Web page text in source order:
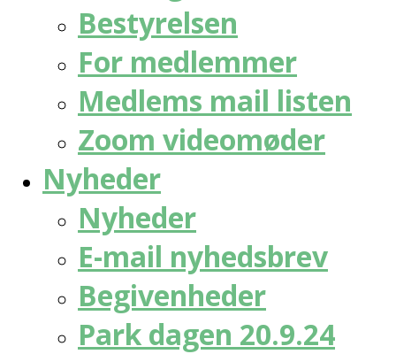
Bestyrelsen
For medlemmer
Medlems mail listen
Zoom videomøder
Nyheder
Nyheder
E-mail nyhedsbrev
Begivenheder
Park dagen 20.9.24